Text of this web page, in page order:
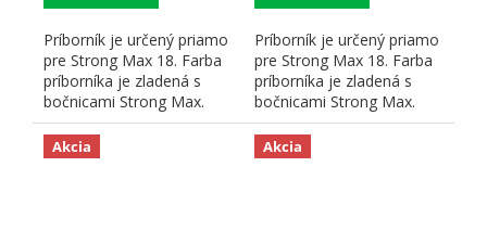
Príborník je určený priamo
pre Strong Max 18. Farba
príborníka je zladená s
bočnicami Strong Max.
Hrúbka použitého...
Príborník je určený priamo
pre Strong Max 18. Farba
príborníka je zladená s
bočnicami Strong Max.
Hrúbka použitého...
Akcia Akcia